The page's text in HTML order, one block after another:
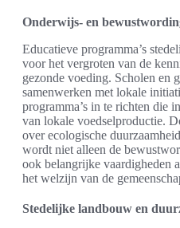
Onderwijs- en
Educatieve programma’s
voor het vergroten van de
gezonde voeding. Scholen en
samenwerken met lokale
programma’s in te richten die
van lokale voedselproductie.
over ecologische
wordt niet alleen de
ook belangrijke vaardigheden
het welzijn van de
Stedelijke landbouw en